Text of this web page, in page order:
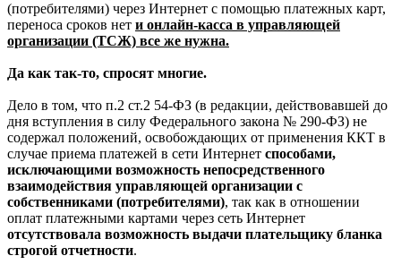
(потребителями) через Интернет с помощью платежных карт,
переноса сроков нет и онлайн-касса в управляющей
организации (ТСЖ) все же нужна.
Да как так-то, спросят многие.
Дело в том, что п.2 ст.2 54-ФЗ (в редакции, действовавшей до
дня вступления в силу Федерального закона № 290-ФЗ) не
содержал положений, освобождающих от применения ККТ в
случае приема платежей в сети Интернет способами,
исключающими возможность непосредственного
взаимодействия управляющей организации с
собственниками (потребителями), так как в отношении
оплат платежными картами через сеть Интернет
отсутствовала возможность выдачи плательщику бланка
строгой отчетности.